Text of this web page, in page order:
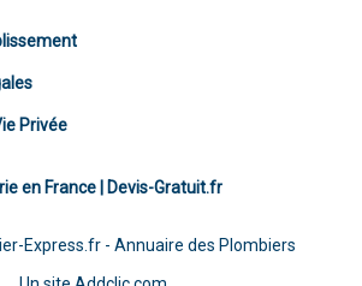
Privée
en France | Devis-Gratuit.fr
Express.fr - Annuaire des Plombiers